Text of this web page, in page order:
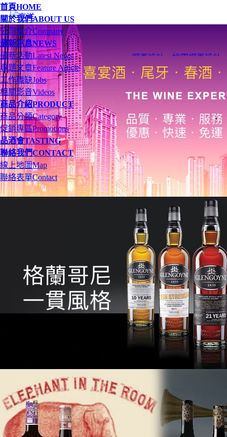
首頁HOME
關於我們ABOUT US
公司簡介Company
最新訊息NEWS
最新活動Latest News
專題文章Feature Article
工作職缺Jobs
相關影音Videos
商品介紹PRODUCT
商品分類Category
促銷專區Promotions
品酒會TASTING
聯絡我們CONTACT
線上地圖Map
聯絡表單Contact
網頁設計 桃園網頁設計